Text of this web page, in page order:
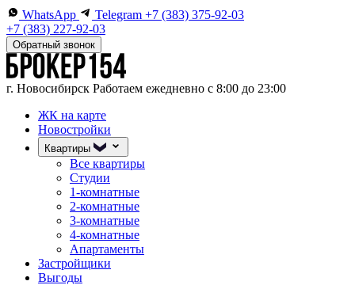
WhatsApp Telegram +7 (383) 375-92-03
+7 (383) 227-92-03
Обратный звонок
г. Новосибирск Работаем ежедневно с 8:00 до 23:00
ЖК на карте
Новостройки
Квартиры
Все квартиры
Студии
1-комнатные
2-комнатные
3-комнатные
4-комнатные
Апартаменты
Застройщики
Выгоды